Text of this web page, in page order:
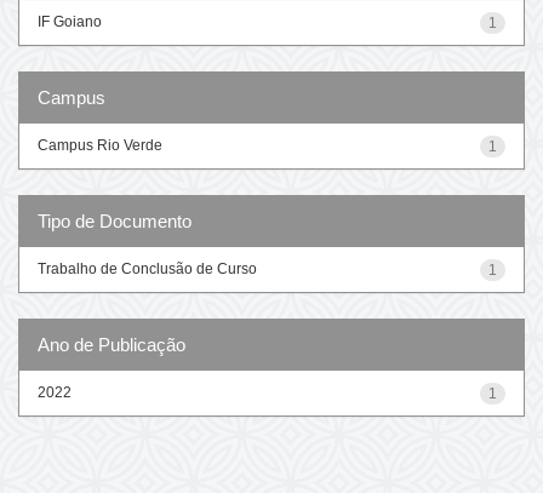
1
IF Goiano
Campus
1
Campus Rio Verde
Tipo de Documento
1
Trabalho de Conclusão de Curso
Ano de Publicação
1
2022